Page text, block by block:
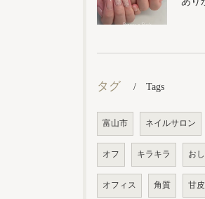
タグ Tags
富山市 ネイルサロン
オフ キラキラ お
オフィス 角質 甘